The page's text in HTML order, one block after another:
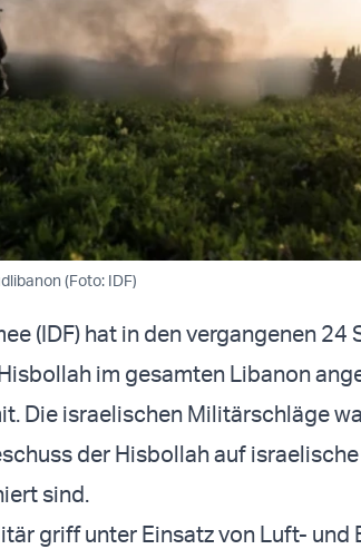
(Foto: IDF)
(IDF) hat in den vergangenen
im gesamten Libanon
Die israelischen Militärschläge
der Hisbollah auf
sind.
griff unter Einsatz von Luft- und